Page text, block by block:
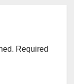
Required